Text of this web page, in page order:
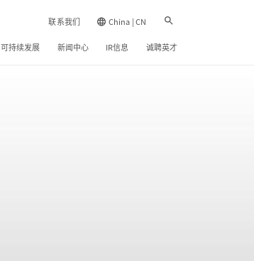
联系我们 China | CN
可持续发展 新闻中心 IR信息 诚聘英才